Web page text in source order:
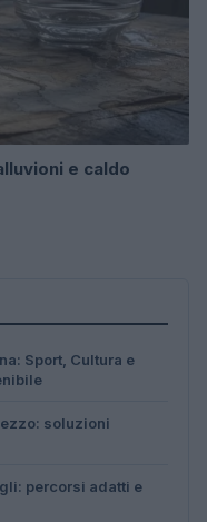
e caldo
Sport, Cultura e
soluzioni
percorsi adatti e